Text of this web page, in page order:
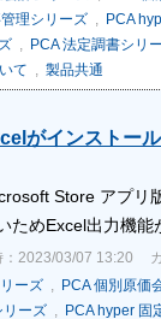
理シリーズ, PCA
, PCA 法定調書シリ
て , 製品共通
がインストー
Store アプ
めExcel出力機
：2023/03/07 13:20
ーズ, PCA 個別原価
リーズ, PCA hyper 固